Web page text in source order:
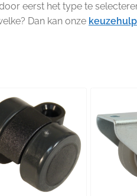
eerst het type te
Dan kan onze keuzehulp